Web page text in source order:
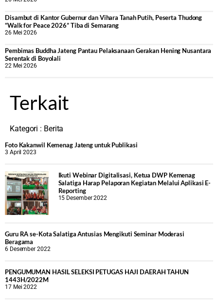
Disambut di Kantor Gubernur dan Vihara Tanah Putih, Peserta Thudong
“Walk for Peace 2026” Tiba di Semarang
26 Mei 2026
‎Pembimas Buddha Jateng Pantau Pelaksanaan Gerakan Hening Nusantara
Serentak di Boyolali
22 Mei 2026
Terkait
Kategori : Berita
Foto Kakanwil Kemenag Jateng untuk Publikasi
3 April 2023
Ikuti Webinar Digitalisasi, Ketua DWP Kemenag
Salatiga Harap Pelaporan Kegiatan Melalui Aplikasi E-
Reporting
15 Desember 2022
Guru RA se-Kota Salatiga Antusias Mengikuti Seminar Moderasi
Beragama
6 Desember 2022
PENGUMUMAN HASIL SELEKSI PETUGAS HAJI DAERAH TAHUN
1443H/2022M
17 Mei 2022